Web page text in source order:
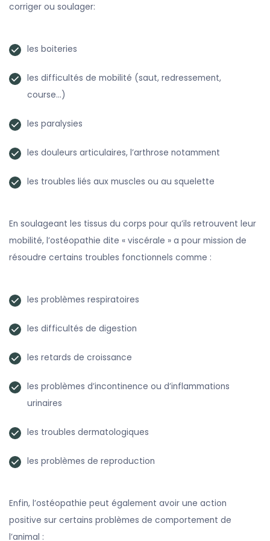
corriger ou soulager:
les boiteries
les difficultés de mobilité (saut, redressement,
course…)
les paralysies
les douleurs articulaires, l’arthrose notamment
les troubles liés aux muscles ou au squelette
En soulageant les tissus du corps pour qu’ils retrouvent leur
mobilité, l’ostéopathie dite « viscérale » a pour mission de
résoudre certains troubles fonctionnels comme :
les problèmes respiratoires
les difficultés de digestion
les retards de croissance
les problèmes d’incontinence ou d’inflammations
urinaires
les troubles dermatologiques
les problèmes de reproduction
Enfin, l’ostéopathie peut également avoir une action
positive sur certains problèmes de comportement de
l’animal :